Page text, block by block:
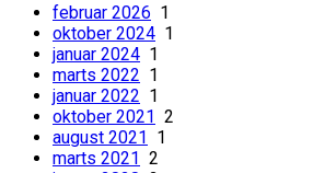
februar 2026 1
oktober 2024 1
januar 2024 1
marts 2022 1
januar 2022 1
oktober 2021 2
august 2021 1
marts 2021 2